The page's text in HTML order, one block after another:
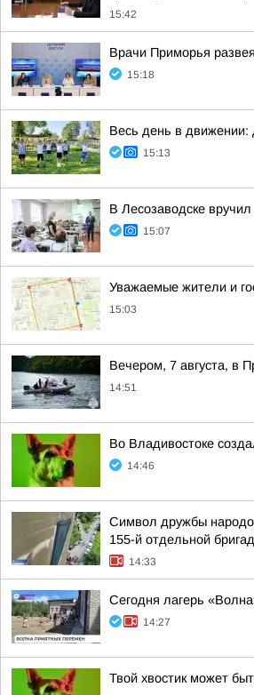
15:42
Врачи Приморья
15:18
Весь день в
15:13
В Лесозаводске
15:07
Уважаемые жители и
15:03
Вечером, 7 августа, в
14:51
Во Владивостоке
14:46
Символ дружбы
155-й отдельной
14:33
Сегодня лагерь
14:27
Твой хвостик может